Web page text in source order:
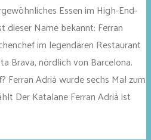
Essen im High-End-
dieser Name bekannt: Ferran
im legendären Restaurant
Brava, nördlich von Barcelona.
Ferran Adrià wurde sechs Mal zum
Der Katalane Ferran Adrià ist